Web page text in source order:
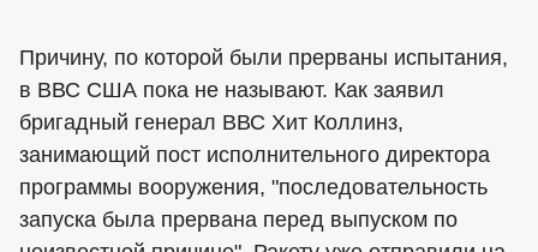
Причину, по которой были прерваны испытания,
в ВВС США пока не называют. Как заявил
бригадный генерал ВВС Хит Коллинз,
занимающий пост исполнительного директора
программы вооружения, "последовательность
запуска была прервана перед выпуском по